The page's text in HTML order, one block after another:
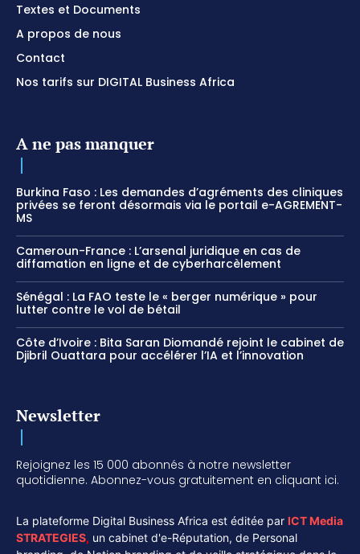
Textes et Documents
A propos de nous
Contact
Nos tarifs sur DIGITAL Business Africa
A ne pas manquer
Burkina Faso : Les demandes d’agréments des cliniques
privées se feront désormais via le portail e-AGREMENT-
MS
Cameroun-France : L’arsenal juridique en cas de
diffamation en ligne et de cyberharcèlement
Sénégal : La FAO teste le « berger numérique » pour
lutter contre le vol de bétail
Côte d’Ivoire : Bita Saran Diomandé rejoint le cabinet de
Djibril Ouattara pour accélérer l’IA et l’innovation
Newsletter
Rejoignez les 15 000 abonnés à notre newsletter
quotidienne. Abonnez-vous gratuitement en cliquant ici.
La plateforme Digital Business Africa est éditée par ICT Media
STRATEGIES, un cabinet d'e-Réputation, de Personal